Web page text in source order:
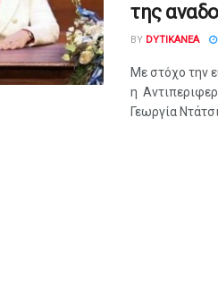
της
BY DYTIKANEA
Με στόχο την
η
Γεωργία